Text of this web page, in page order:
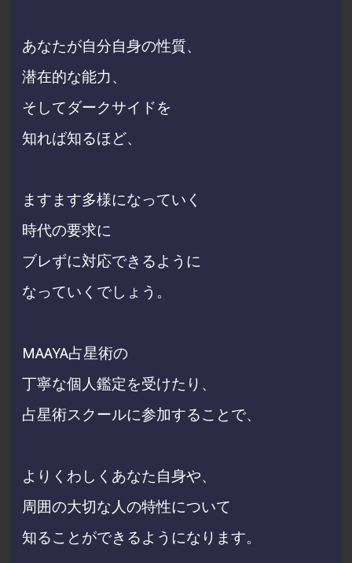
あなたが自分自身の性質、
潜在的な能力、
そしてダークサイドを
知れば知るほど、
ますます多様になっていく
時代の要求に
ブレずに対応できるように
なっていくでしょう。
MAAYA占星術の
丁寧な個人鑑定を受けたり、
占星術スクールに参加することで、
よりくわしくあなた自身や、
周囲の大切な人の特性について
知ることができるようになります。